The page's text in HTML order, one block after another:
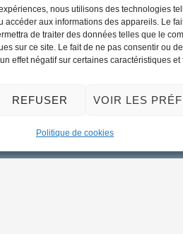
nous utilisons des technologies
accéder aux informations des appareils. Le
de traiter des données telles que le
sur ce site. Le fait de ne pas consentir ou
effet négatif sur certaines caractéristiques et
REFUSER VOIR LES
Politique de cookies